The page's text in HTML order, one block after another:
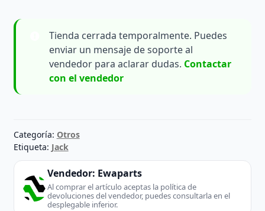
Tienda cerrada temporalmente. Puedes
enviar un mensaje de soporte al
vendedor para aclarar dudas. Contactar
con el vendedor
Categoría: Otros
Etiqueta: Jack
Vendedor: Ewaparts
Al comprar el artículo aceptas la política de
devoluciones del vendedor, puedes consultarla en el
desplegable inferior.